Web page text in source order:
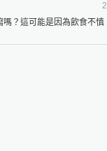
嗎？這可能是因為飲食不